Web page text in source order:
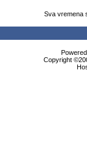
Sva vremena
Copyright